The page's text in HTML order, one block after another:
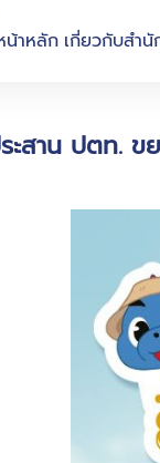
น้าหลัก เกี่ยวกับสำนั
ะสาน ปตท.